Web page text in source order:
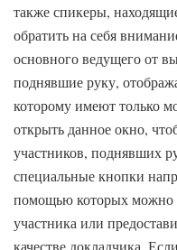
также спикеры,
обратить на себя
основного ведущего от
поднявшие руку,
которому имеют только
открыть данное окно,
участников, поднявших
специальные кнопки
помощью которых можно
участника или
качестве докладчика.